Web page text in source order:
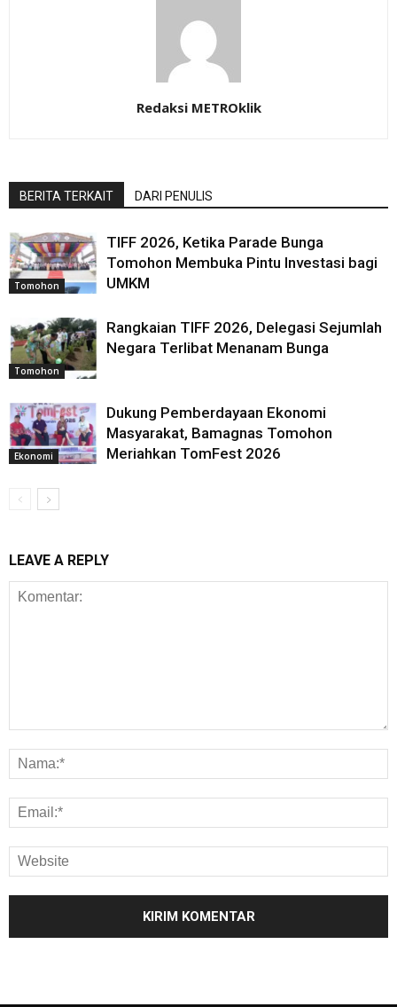
Redaksi METROklik
BERITA TERKAIT DARI PENULIS
Tomohon
TIFF 2026, Ketika Parade Bunga
Tomohon Membuka Pintu Investasi bagi
UMKM
Tomohon
Rangkaian TIFF 2026, Delegasi Sejumlah
Negara Terlibat Menanam Bunga
Ekonomi
Dukung Pemberdayaan Ekonomi
Masyarakat, Bamagnas Tomohon
Meriahkan TomFest 2026
LEAVE A REPLY